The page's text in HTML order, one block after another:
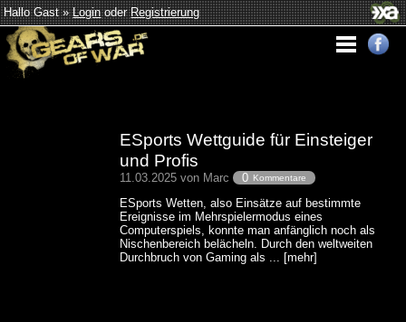
Hallo Gast »LoginoderRegistrierung
ESports Wettguide für Einsteiger
und Profis
11.03.2025 von Marc 0 Kommentare
ESports Wetten, also Einsätze auf bestimmte
Ereignisse im Mehrspielermodus eines
Computerspiels, konnte man anfänglich noch als
Nischenbereich belächeln. Durch den weltweiten
Durchbruch von Gaming als ... [mehr]